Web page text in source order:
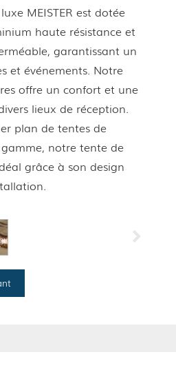
MEISTER est dotée
haute résistance et
garantissant un
et événements. Notre
offre un confort et une
lieux de réception.
plan de tentes de
notre tente de
grâce à son design